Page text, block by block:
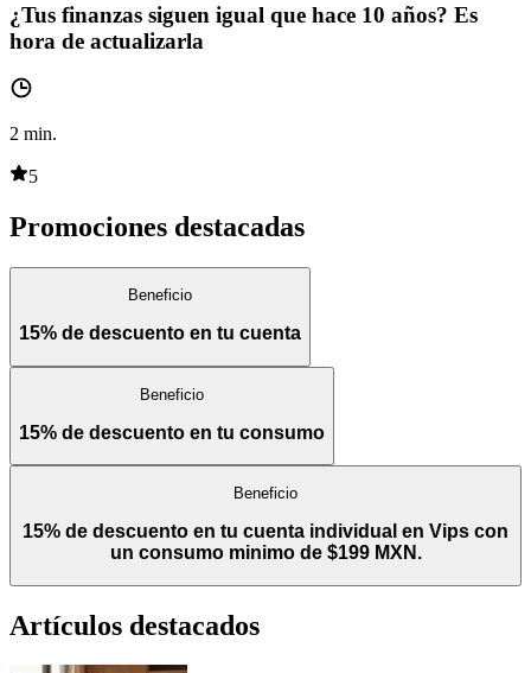
¿Tus finanzas siguen igual que hace 10 años? Es
hora de actualizarla
2 min.
5
Promociones destacadas
Beneficio
15% de descuento en tu cuenta
Beneficio
15% de descuento en tu consumo
Beneficio
15% de descuento en tu cuenta individual en Vips con
un consumo minimo de $199 MXN.
Artículos destacados